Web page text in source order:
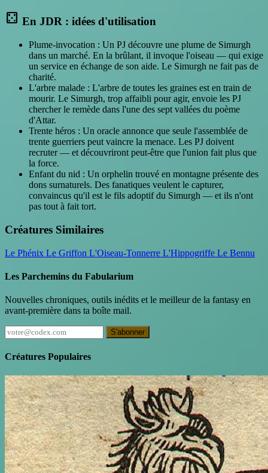
casino En JDR : idées d'utilisation
Plume-invocation : Un PJ découvre une plume de Simurgh
dans un marché. En la brûlant, il invoque l'oiseau — qui exige
un service en échange de son aide. Le Simurgh ne fait pas de
charité.
L'arbre malade : L'arbre de toutes les graines est en train de
mourir. Le Simurgh, trop affaibli pour agir, envoie les PJ
chercher le remède dans l'une des sept vallées du poème
d'Attar.
Trente héros : Un oracle annonce que seule l'assemblée de
trente guerriers peut vaincre la menace. Les PJ doivent
recruter — et découvriront peut-être que l'union fait plus que
la force.
Enfant du nid : Un orphelin trouvé en montagne présente des
dons surnaturels. Des fanatiques veulent le capturer,
convaincus qu'il est le fils adoptif du Simurgh — et ils n'ont
pas tout à fait tort.
Créatures Similaires
Le Phénix Le Griffon L'Oiseau-Tonnerre L'Hippogriffe Le Bennu
Les Parchemins du Fabularium
Nouvelles chroniques, outils inédits et le meilleur de la fantasy en
avant-première dans ta boîte mail.
S'abonner
Créatures Populaires